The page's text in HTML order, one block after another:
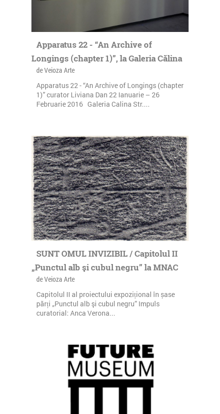
Apparatus 22 - “An Archive of
Longings (chapter 1)”, la Galeria Călina
de Veioza Arte
Apparatus 22 - “An Archive of Longings (chapter
1)” curator Liviana Dan 22 Ianuarie – 26
Februarie 2016 Galeria Calina Str....
SUNT OMUL INVIZIBIL / Capitolul II
„Punctul alb şi cubul negru” la MNAC
de Veioza Arte
Capitolul II al proiectului expozițional în șase
părți „Punctul alb şi cubul negru” Impuls
curatorial: Anca Verona...